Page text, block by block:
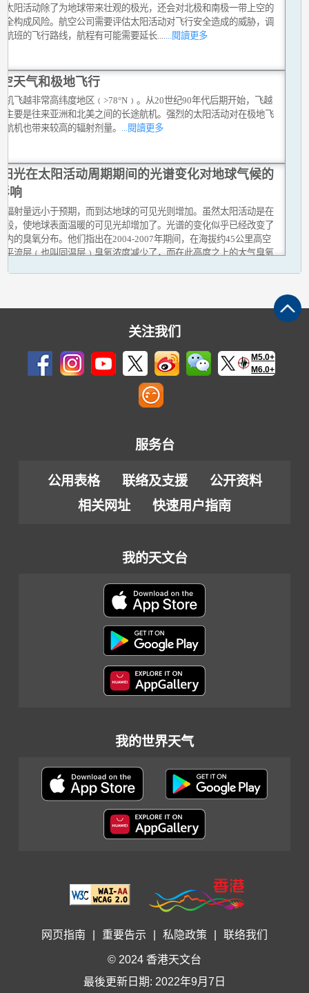
太阳活动除了为地球带来壮观的极光，还会对北极和南极一带上空的
全构成风险。航空公司需要评估太阳活动对飞行安全造成的威胁，调
航班的飞行路线，航程有可能需要延长....
...閱讀更多
天气和极地飞行
机飞越非常高纬度地区﹙>78°N﹚。从20世纪90年代后期开始，飞越
主要是往来亚洲和北美之间的长途航机。强烈的太阳活动对在极地飞
航机也带来较高的辐射剂量。 ...閱讀更多
光在太阳活动周期期间的光谱变化对地球气候的
响
辐射量远小于预期，而到达地球的可见光则增加。虽然太阳活动是在
段，使地球表面温暖的可见光却增加了。光谱的变化似乎已经改变了
内的臭氧分布。他们指出在2004-2007年期间，在海拔约45公里高空
平流层﹙也叫同温层﹚臭氧浓度减少了，而在此高度之上的大气臭氧
关注我们
M5.0+
M6.0+
服务台
公用表格 联络及支援
公开资料
相关网址
快速用户指南
我的天文台
我的世界天气
网页指南 重要告示 私隐政策 联络我们
© 2024 香港天文台
最後更新日期: 2022年9月7日